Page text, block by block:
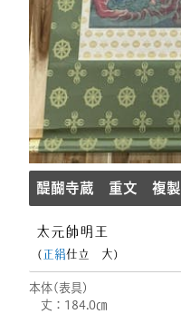
醍醐寺蔵 重文 複製
太元帥明王
(正絹仕立 大)
本体(表具)
丈：184.0㎝